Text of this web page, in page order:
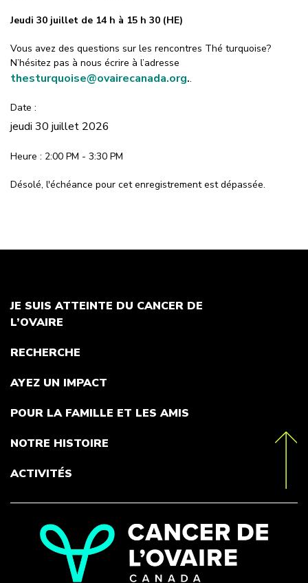
Jeudi 30 juillet de 14 h à 15 h 30 (HE)
Vous avez des questions sur les rencontres Thé turquoise?
N’hésitez pas à nous écrire à l’adresse
thesturquoise@ovairecanada.org..
Date :
jeudi 30 juillet 2026
Heure : 2:00 PM - 3:30 PM
Désolé, l'échéance pour cet enregistrement est dépassée.
JE SUIS ATTEINTE DU CANCER DE
L’OVAIRE
RECHERCHE
AYEZ UN IMPACT
POUR LA FAMILLE ET LES AMIS
NOTRE HISTOIRE
ACTIVITÉS